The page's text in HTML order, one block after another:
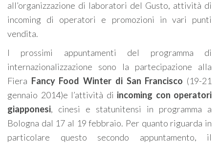
all’organizzazione di laboratori del Gusto, attività di
incoming di operatori e promozioni in vari punti
vendita.
I prossimi appuntamenti del programma di
internazionalizzazione sono la partecipazione alla
Fiera Fancy Food Winter di San Francisco (19-21
gennaio 2014)e l’attività di incoming con operatori
giapponesi, cinesi e statunitensi in programma a
Bologna dal 17 al 19 febbraio. Per quanto riguarda in
particolare questo secondo appuntamento, il